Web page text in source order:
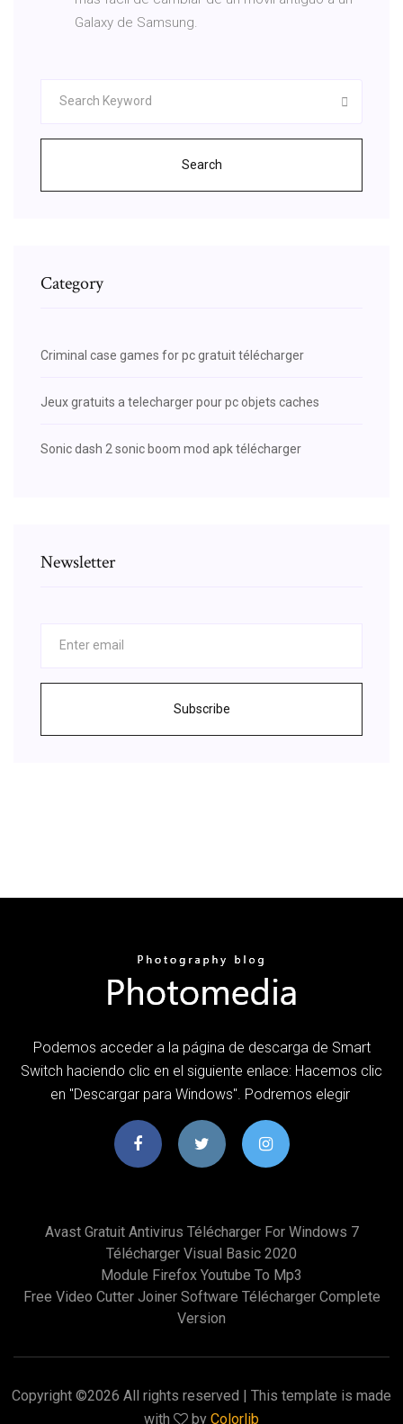
Galaxy de Samsung.
Search
Category
Criminal case games for pc gratuit télécharger
Jeux gratuits a telecharger pour pc objets caches
Sonic dash 2 sonic boom mod apk télécharger
Newsletter
Subscribe
Podemos acceder a la página de descarga de Smart
Switch haciendo clic en el siguiente enlace: Hacemos clic
en "Descargar para Windows". Podremos elegir
Avast Gratuit Antivirus Télécharger For Windows 7
Télécharger Visual Basic 2020
Module Firefox Youtube To Mp3
Free Video Cutter Joiner Software Télécharger Complete
Version
Copyright ©2026 All rights reserved | This template is made
with
by Colorlib